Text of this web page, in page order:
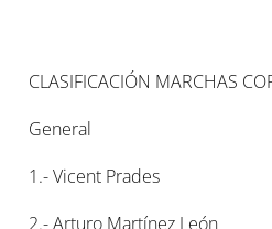
CLASIFICACIÓN MARCHAS
General
1.- Vicent Prades
2.- Arturo Martínez León